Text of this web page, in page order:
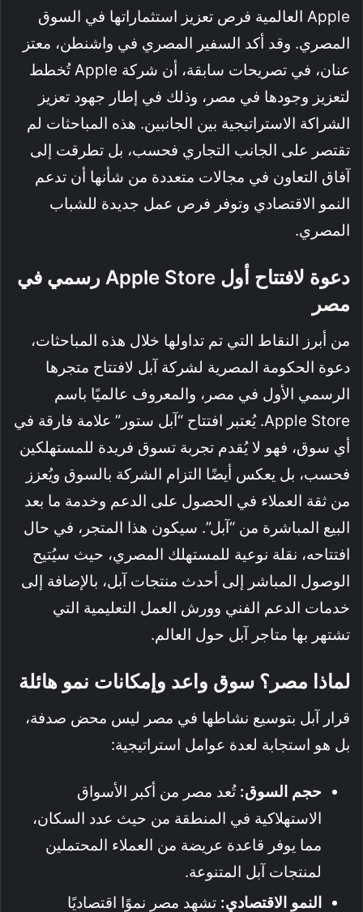
Apple العالمية فرص تعزيز استثماراتها في السوق
المصري. وقد أكد السفير المصري في واشنطن، معتز
عنان، في تصريحات سابقة، أن شركة Apple تُخطط
لتعزيز وجودها في مصر، وذلك في إطار جهود تعزيز
الشراكة الاستراتيجية بين الجانبين. هذه المباحثات لم
تقتصر على الجانب التجاري فحسب، بل تطرقت إلى
آفاق التعاون في مجالات متعددة من شأنها أن تدعم
النمو الاقتصادي وتوفر فرص عمل جديدة للشباب
المصري.
دعوة لافتتاح أول Apple Store رسمي في
مصر
من أبرز النقاط التي تم تداولها خلال هذه المباحثات،
دعوة الحكومة المصرية لشركة آبل لافتتاح متجرها
الرسمي الأول في مصر، والمعروف عالميًا باسم
Apple Store. يُعتبر افتتاح “آبل ستور” علامة فارقة في
أي سوق، فهو لا يُقدم تجربة تسوق فريدة للمستهلكين
فحسب، بل يعكس أيضًا التزام الشركة بالسوق ويُعزز
من ثقة العملاء في الحصول على الدعم وخدمة ما بعد
البيع المباشرة من “آبل”. سيكون هذا المتجر، في حال
افتتاحه، نقلة نوعية للمستهلك المصري، حيث سيُتيح
الوصول المباشر إلى أحدث منتجات آبل، بالإضافة إلى
خدمات الدعم الفني وورش العمل التعليمية التي
تشتهر بها متاجر آبل حول العالم.
لماذا مصر؟ سوق واعد وإمكانات نمو هائلة
قرار آبل بتوسيع نشاطها في مصر ليس محض صدفة،
بل هو استجابة لعدة عوامل استراتيجية:
حجم السوق: تُعد مصر من أكبر الأسواق
الاستهلاكية في المنطقة من حيث عدد السكان،
مما يوفر قاعدة عريضة من العملاء المحتملين
لمنتجات آبل المتنوعة.
النمو الاقتصادي: تشهد مصر نموًا اقتصاديًا